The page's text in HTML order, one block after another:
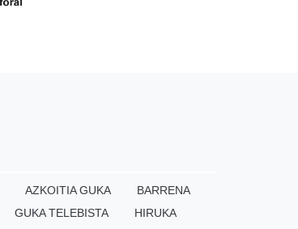
AZKOITIA GUKA
BARRENA
GUKA TELEBISTA
HIRUKA